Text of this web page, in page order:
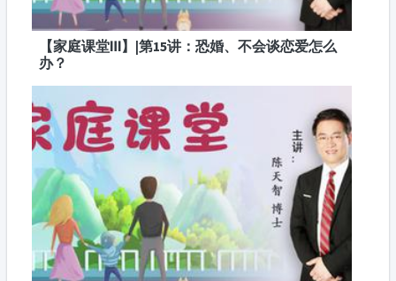
【家庭课堂Ⅲ】|第15讲：恐婚、不会谈恋爱怎么
办？